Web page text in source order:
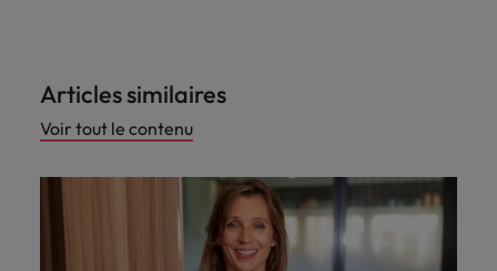
Articles similaires
Voir tout le contenu